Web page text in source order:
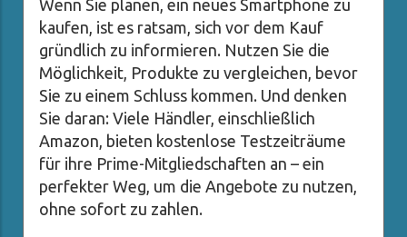
Wenn Sie planen, ein neues Smartphone zu
kaufen, ist es ratsam, sich vor dem Kauf
gründlich zu informieren. Nutzen Sie die
Möglichkeit, Produkte zu vergleichen, bevor
Sie zu einem Schluss kommen. Und denken
Sie daran: Viele Händler, einschließlich
Amazon, bieten kostenlose Testzeiträume
für ihre Prime-Mitgliedschaften an – ein
perfekter Weg, um die Angebote zu nutzen,
ohne sofort zu zahlen.